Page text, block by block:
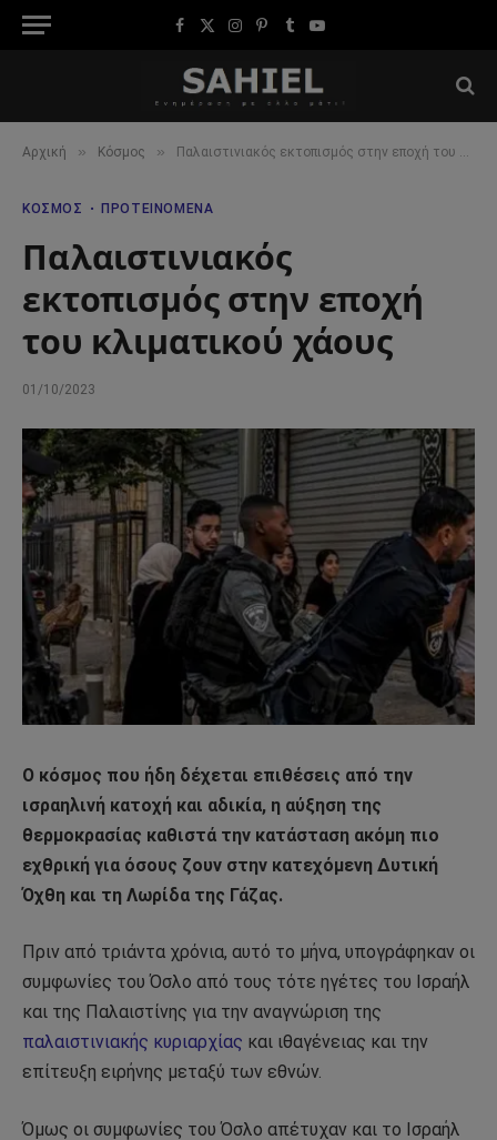
Facebook
X
Instagram
Pinterest
TumblrYouTube
Αρχική » Κόσμος » Παλαιστινιακός εκτοπισμός στην εποχή του κλιματικού χάους
ΚΌΣΜΟΣ ΠΡΟΤΕΙΝΌΜΕΝΑ
Παλαιστινιακός
εκτοπισμός στην εποχή
του κλιματικού χάους
01/10/2023
Ο κόσμος που ήδη δέχεται επιθέσεις από την
ισραηλινή κατοχή και αδικία, η αύξηση της
θερμοκρασίας καθιστά την κατάσταση ακόμη πιο
εχθρική για όσους ζουν στην κατεχόμενη Δυτική
Όχθη και τη Λωρίδα της Γάζας.
Πριν από τριάντα χρόνια, αυτό το μήνα, υπογράφηκαν οι
συμφωνίες του Όσλο από τους τότε ηγέτες του Ισραήλ
και της Παλαιστίνης για την αναγνώριση της
παλαιστινιακής κυριαρχίας και ιθαγένειας και την
επίτευξη ειρήνης μεταξύ των εθνών.
Όμως οι συμφωνίες του Όσλο απέτυχαν και το Ισραήλ